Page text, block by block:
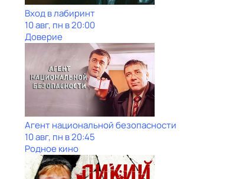
Вход в лабиринт
10 авг, пн в 20:00
Доверие
Агент национальной безопасности
10 авг, пн в 20:45
Родное кино